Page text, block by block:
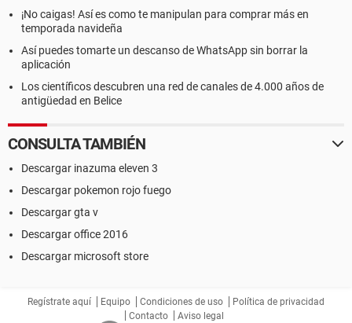
¡No caigas! Así es como te manipulan para comprar más en
temporada navideña
Así puedes tomarte un descanso de WhatsApp sin borrar la
aplicación
Los científicos descubren una red de canales de 4.000 años de
antigüedad en Belice
CONSULTA TAMBIÉN
Descargar inazuma eleven 3
Descargar pokemon rojo fuego
Descargar gta v
Descargar office 2016
Descargar microsoft store
Regístrate aquí Equipo Condiciones de uso
Política de privacidad
Contacto
Aviso legal